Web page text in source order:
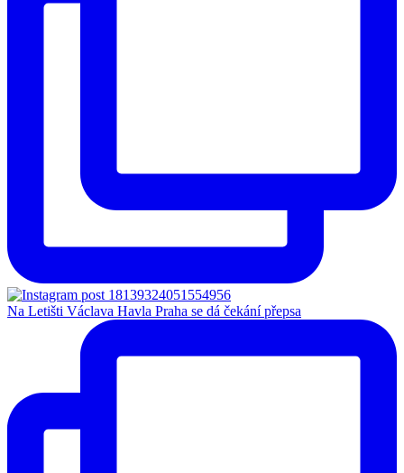
Na Letišti Václava Havla Praha se dá čekání přepsa